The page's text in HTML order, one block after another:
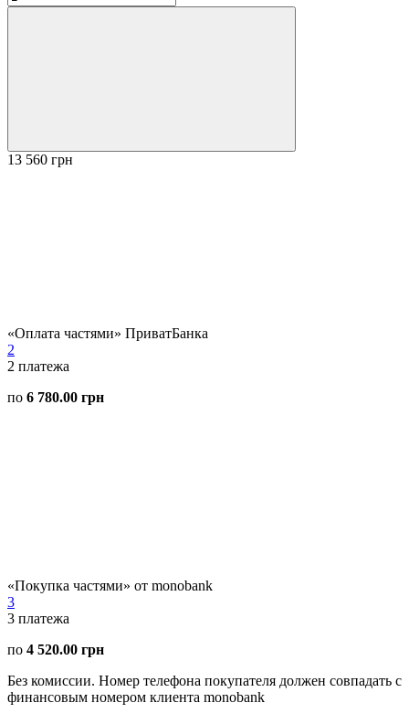
13 560 грн
«Оплата частями» ПриватБанка
2
2 платежа
по 6 780.00 грн
«Покупка частями» от monobank
3
3 платежа
по 4 520.00 грн
Без комиссии. Номер телефона покупателя должен совпадать с
финансовым номером клиента monobank